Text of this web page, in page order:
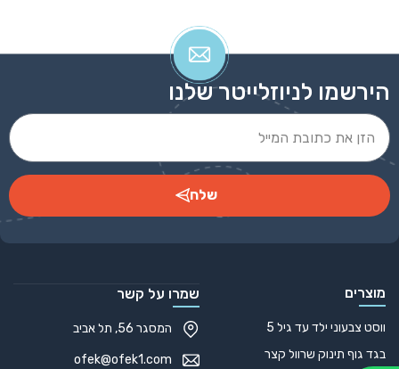
הירשמו לניוזלייטר שלנו
שלח
מוצרים
ווסט צבעוני ילד עד גיל 5
בגד גוף תינוק שרוול קצר
שמרו על קשר
המסגר 56, תל אביב
ofek@ofek1.com